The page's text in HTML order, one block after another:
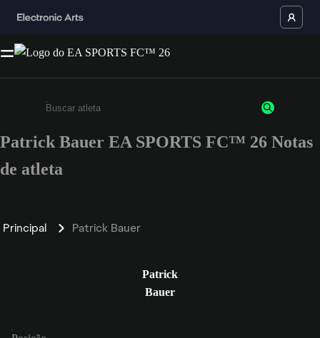
Insira pelo menos 3 caracteres ou números
Patrick Bauer EA SPORTS FC™ 26 Notas
de atleta
Principal Patrick Bauer
Patrick
Bauer